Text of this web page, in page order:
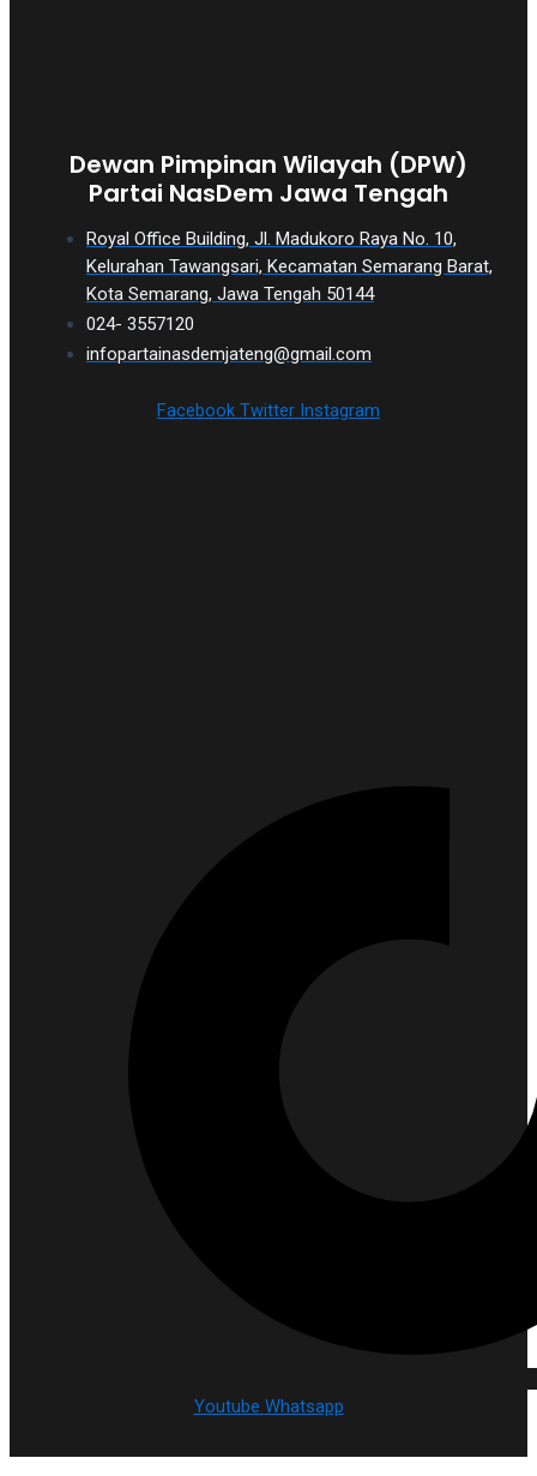
Dewan Pimpinan Wilayah (DPW)
Partai NasDem Jawa Tengah
Royal Office Building, Jl. Madukoro Raya No. 10,
Kelurahan Tawangsari, Kecamatan Semarang Barat,
Kota Semarang, Jawa Tengah 50144
024- 3557120
infopartainasdemjateng@gmail.com
Facebook Twitter Instagram
Youtube Whatsapp